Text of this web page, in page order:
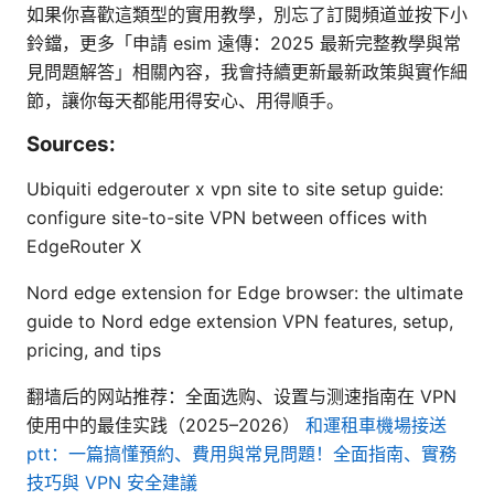
如果你喜歡這類型的實用教學，別忘了訂閱頻道並按下小
鈴鐺，更多「申請 esim 遠傳：2025 最新完整教學與常
見問題解答」相關內容，我會持續更新最新政策與實作細
節，讓你每天都能用得安心、用得順手。
Sources:
Ubiquiti edgerouter x vpn site to site setup guide:
configure site-to-site VPN between offices with
EdgeRouter X
Nord edge extension for Edge browser: the ultimate
guide to Nord edge extension VPN features, setup,
pricing, and tips
翻墙后的网站推荐：全面选购、设置与测速指南在 VPN
使用中的最佳实践（2025–2026） 和運租車機場接送
ptt：一篇搞懂預約、費用與常見問題！全面指南、實務
技巧與 VPN 安全建議